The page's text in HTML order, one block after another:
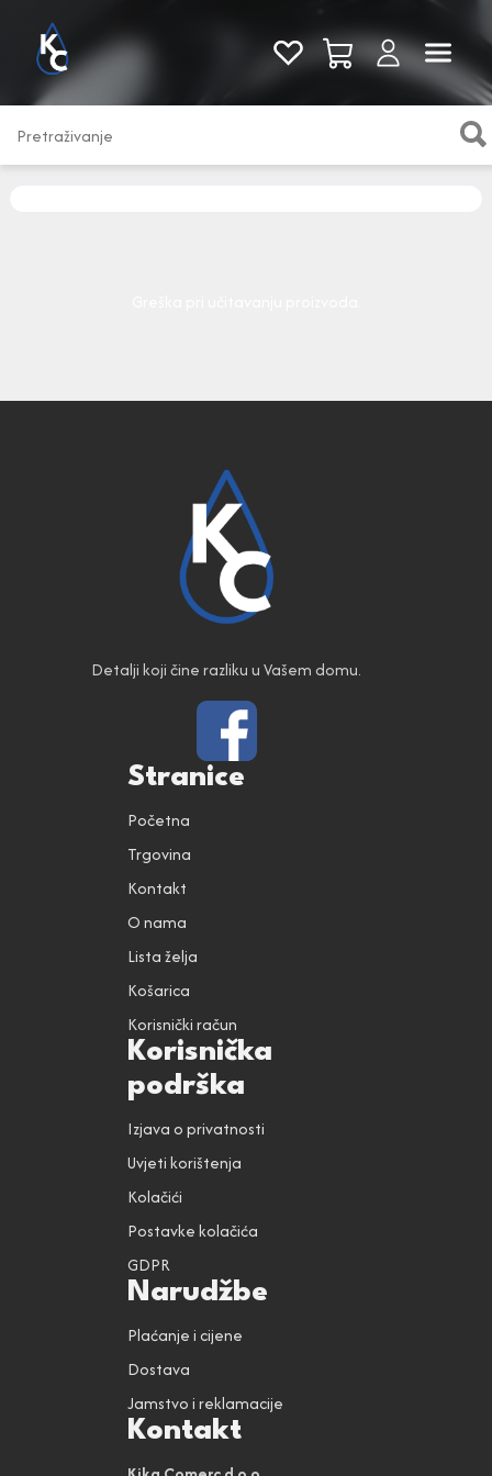
Pogledaj sve
Detalji koji čine razliku u Vašem domu.
Stranice
Početna
Trgovina
Kontakt
O nama
Lista želja
Košarica
Korisnički račun
Korisnička
podrška
Izjava o privatnosti
Uvjeti korištenja
Kolačići
Postavke kolačića
GDPR
Narudžbe
Plaćanje i cijene
Dostava
Jamstvo i reklamacije
Kontakt